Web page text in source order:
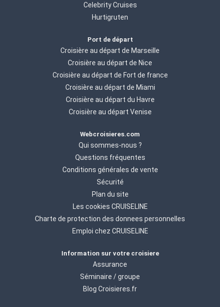
Celebrity Cruises
Hurtigruten
Port de départ
Croisière au départ de Marseille
Croisière au départ de Nice
Croisière au départ de Fort de france
Croisière au départ de Miami
Croisière au départ du Havre
Croisière au départ Venise
Webcroisieres.com
Qui sommes-nous ?
Questions fréquentes
Conditions générales de vente
Sécurité
Plan du site
Les cookies CRUISELINE
Charte de protection des donnees personnelles
Emploi chez CRUISELINE
Information sur votre croisiere
Assurance
Séminaire / groupe
Blog Croisieres.fr